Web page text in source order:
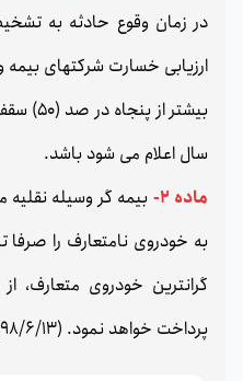
در زمان وقوع حادثه به
ارزیابی خسارت شرکتهای
بیشتر
سال اعلام می شود باشد.
ماده 2-
بیمه گر وسیله
به خودروی نامتعارف را صرفا
گرانترین خودروی
پرداخت خواهد نمود. (98/6/13)